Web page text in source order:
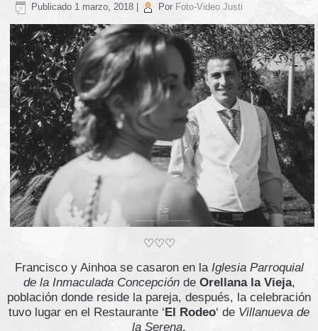
Publicado 1 marzo, 2018 Por Foto-Video Justi
♡♡♡
Francisco y Ainhoa se casaron en laIglesia Parroquial
de la Inmaculada Concepciónde Orellana la Vieja,
población donde reside la pareja, después, la celebración
tuvo lugar en el Restaurante ‘El Rodeo‘ de Villanueva de
la Serena.